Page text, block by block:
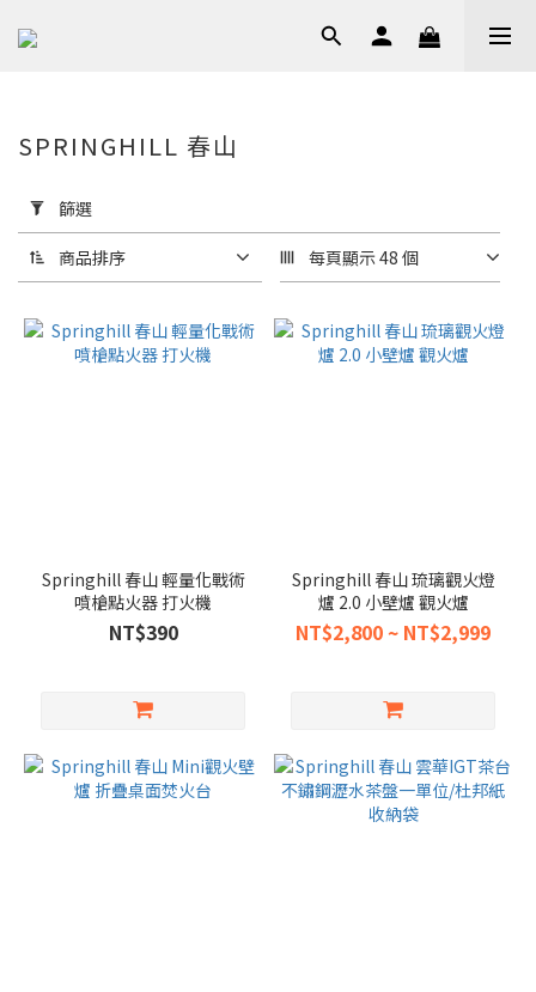
用
篩
選
(0/20)
價格
(NT$)
SPRINGHILL 春山
篩選
商品排序 每頁顯示 48 個
Springhill 春山 輕量化戰術
噴槍點火器 打火機
NT$390
Springhill 春山 琉璃觀火燈
爐 2.0 小壁爐 觀火爐
NT$2,800 ~ NT$2,999